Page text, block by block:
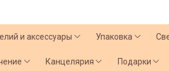
и аксессуары Упаковка
Канцелярия Подарки